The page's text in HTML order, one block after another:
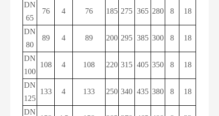
DN
65
76 4 76 185 275 365 280 8 18
DN
80
89 4 89 200 295 385 300 8 18
DN
100
108 4 108 220 315 405 350 8 18
DN
125
133 4 133 250 340 435 380 8 18
DN